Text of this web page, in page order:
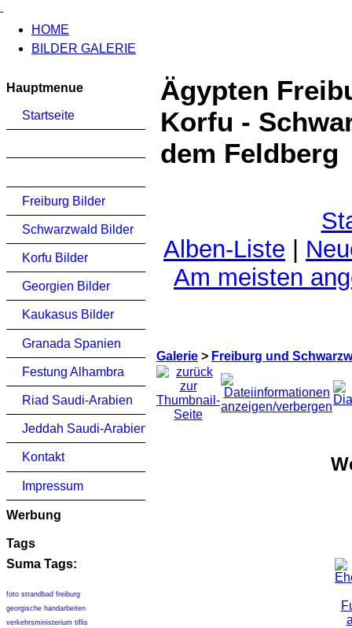
HOME
BILDER GALERIE
Hauptmenue
Startseite
Freiburg Bilder
Schwarzwald Bilder
Korfu Bilder
Georgien Bilder
Kaukasus Bilder
Granada Spanien
Festung Alhambra
Riad Saudi-Arabien
Jeddah Saudi-Arabien
Kontakt
Impressum
Werbung
Tags
Suma Tags:
foto strandbad freiburg
georgische handarbeiten
verkehrsministerium tiflis
Ägypten
Korfu -
dem Feldberg
Alben-Liste
Am meisten
Galerie > Freiburg und